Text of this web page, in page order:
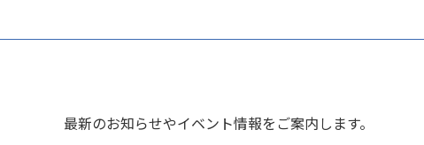
最新のお知らせやイベント情報をご案内します。